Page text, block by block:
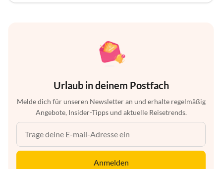
Urlaub in deinem Postfach
Melde dich für unseren Newsletter an und erhalte regelmäßig
Angebote, Insider-Tipps und aktuelle Reisetrends.
Anmelden